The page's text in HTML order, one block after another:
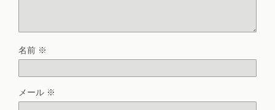
名前 ※
メール ※